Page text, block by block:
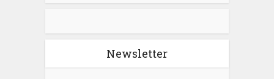
Newsletter